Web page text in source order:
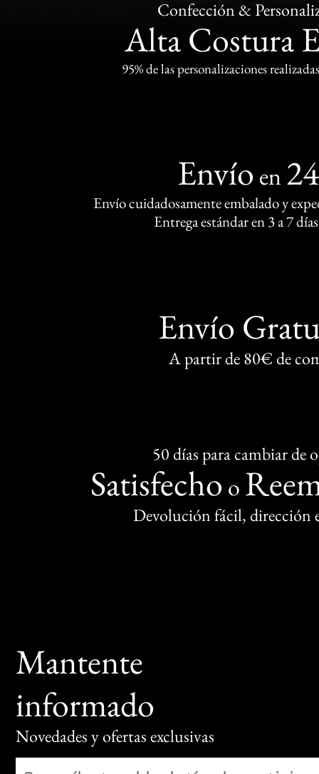
Confección &
Alta Costura
95% de las personalizaciones
Envío en
Envío cuidadosamente embalado y
Entrega estándar en 3 a 7
Envío
A partir de 80€ de
50 días para cambiar de
Satisfecho o
Devolución fácil, dirección
Mantente
informado
Novedades y ofertas exclusivas